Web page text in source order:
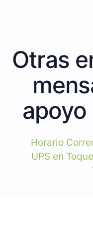
Otras
apoyo
Horario
UPS en